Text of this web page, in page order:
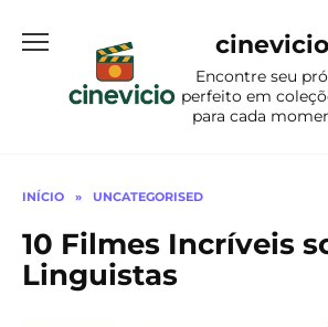
para
conteúdo
Encontre seu
perfeito em
para cada
INÍCIO » UNCATEGORISED
10 Filmes Incríveis
Linguistas